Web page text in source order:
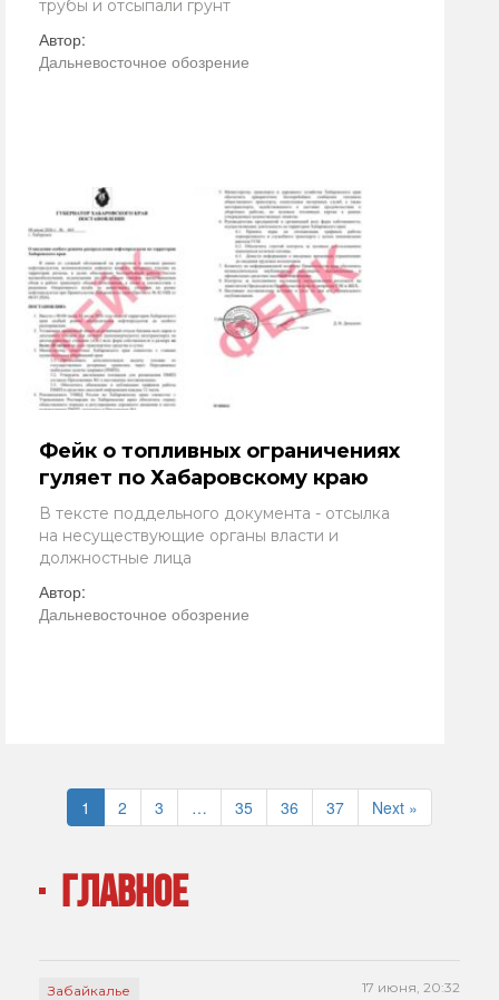
трубы и отсыпали грунт
Автор:
Дальневосточное обозрение
Фейк о топливных ограничениях
гуляет по Хабаровскому краю
В тексте поддельного документа - отсылка
на несуществующие органы власти и
должностные лица
Автор:
Дальневосточное обозрение
1 2 3 … 35 36 37 Next »
ГЛАВНОЕ
Забайкалье 17 июня, 20:32